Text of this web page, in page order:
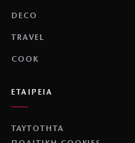
DECO
TRAVEL
COOK
ΕΤΑΙΡΕΙΑ
ΤΑΥΤΟΤΗΤΑ